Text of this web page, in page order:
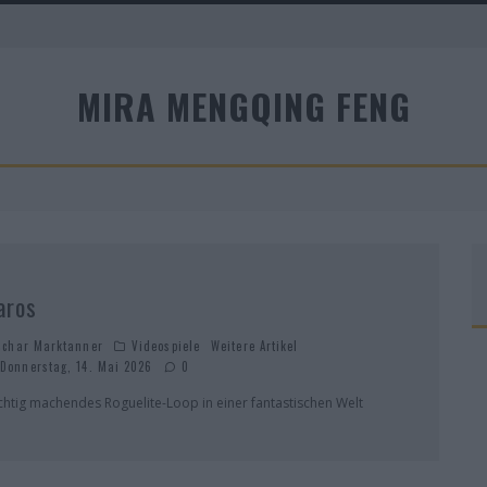
MIRA MENGQING FENG
Marktanner Videospiele
Weitere Artikel
Donnerstag, 14. Mai 2026
0
machendes Roguelite-Loop in einer fantastischen Welt